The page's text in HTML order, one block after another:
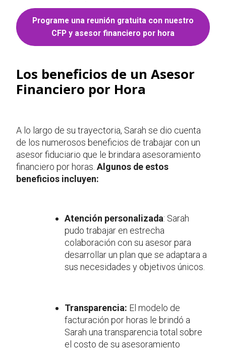
Programe una reunión gratuita con nuestro
CFP y asesor financiero por hora
Los beneficios de un Asesor
Financiero por Hora
A lo largo de su trayectoria, Sarah se dio cuenta
de los numerosos beneficios de trabajar con un
asesor fiduciario que le brindara asesoramiento
financiero por horas.Algunos de estos
beneficios incluyen:
Atención personalizada: Sarah
pudo trabajar en estrecha
colaboración con su asesor para
desarrollar un plan que se adaptara a
sus necesidades y objetivos únicos.
Transparencia: El modelo de
facturación por horas le brindó a
Sarah una transparencia total sobre
el costo de su asesoramiento